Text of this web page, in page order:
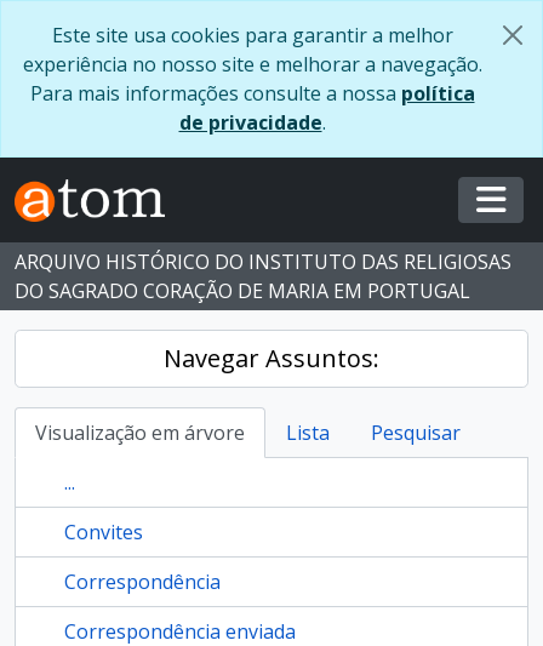
Este site usa cookies para garantir a melhor
experiência no nosso site e melhorar a navegação.
Para mais informações consulte a nossa política
de privacidade.
ARQUIVO HISTÓRICO DO INSTITUTO DAS RELIGIOSAS
DO SAGRADO CORAÇÃO DE MARIA EM PORTUGAL
Navegar Assuntos:
Visualização em árvore Lista
Pesquisar
...
Convites
Correspondência
Correspondência enviada